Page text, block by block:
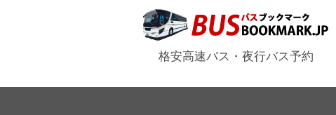
格安高速バス・夜行バス予約